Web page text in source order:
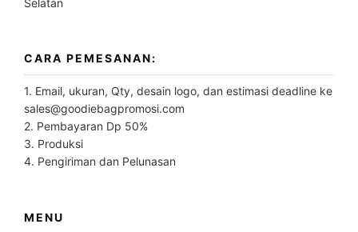
CARA PEMESANAN:
1. Email, ukuran, Qty, desain logo, dan estimasi deadline ke
sales@goodiebagpromosi.com
2. Pembayaran Dp 50%
3. Produksi
4. Pengiriman dan Pelunasan
MENU